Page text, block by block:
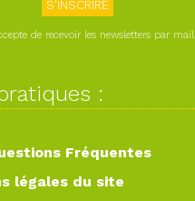
de recevoir les newsletters par mail
:
Fréquentes
légales du site